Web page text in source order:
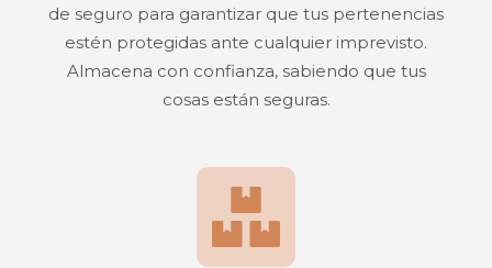
de seguro para garantizar que tus pertenencias
estén protegidas ante cualquier imprevisto.
Almacena con confianza, sabiendo que tus
cosas están seguras.